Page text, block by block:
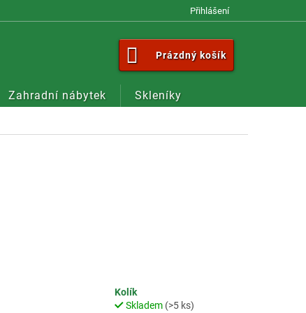
Přihlášení
NÁKUPNÍ
KOŠÍK
Prázdný košík
Zahradní nábytek Skleníky
Kolík
Skladem (>5 ks)